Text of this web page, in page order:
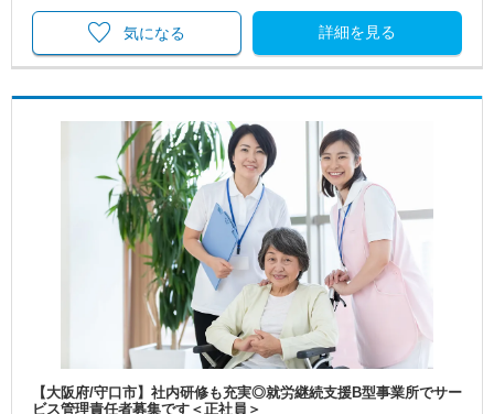
詳細を見る
気になる
【大阪府/守口市】社内研修も充実◎就労継続支援B型事業所でサー
ビス管理責任者募集です＜正社員＞